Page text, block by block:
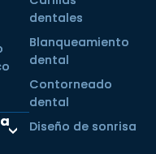
dentales
Blanqueamiento
dental
Contorneado
dental
Diseño de sonrisa